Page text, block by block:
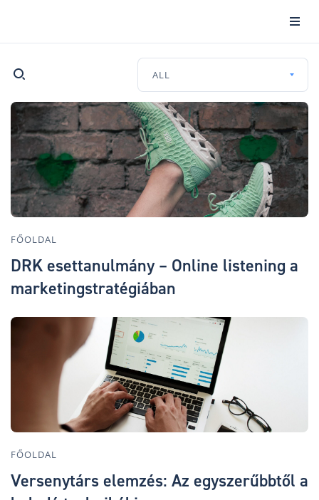
FŐOLDAL
DRK esettanulmány – Online listening a
marketingstratégiában
FŐOLDAL
Versenytárs elemzés: Az egyszerűbbtől a
ALL